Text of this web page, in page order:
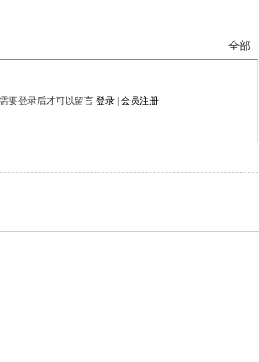
全部
要登录后才可以留言 登录| 会员注册